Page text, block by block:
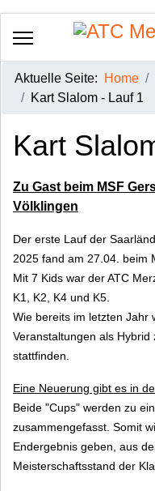
Aktuelle Seite: Home
Kart Slalom - Lauf 1
Kart
Zu Gast beim MSF
Völklingen
Der erste Lauf der
2025 fand am 27.04. beim
Mit 7 Kids war der ATC
K1, K2, K4 und K5.
Wie bereits im letzten Jahr
Veranstaltungen als
stattfinden.
Eine Neuerung gibt es in
Beide "Cups" werden zu
zusammengefasst. Somit
Endergebnis geben, aus
Meisterschaftsstand der